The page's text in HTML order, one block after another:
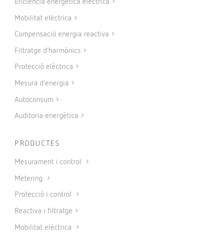
Eficiència energètica elèctrica
Mobilitat elèctrica
Compensació energia reactiva
Filtratge d’harmònics
Protecció elèctrica
Mesura d’energia
Autoconsum
Auditoria energètica
PRODUCTES
Mesurament i control
Metering
Protecció i control
Reactiva i filtratge
Mobilitat elèctrica